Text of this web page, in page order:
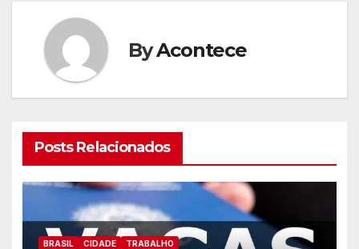
ByAcontece
Posts Relacionados
BRASIL CIDADE TRABALHO